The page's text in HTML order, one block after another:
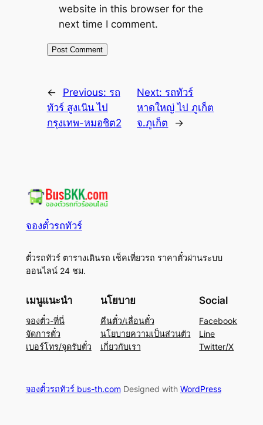
website in this browser for the
next time I comment.
← Previous: รถ
ทัวร์ สูงเนิน ไป
กรุงเทพ-หมอชิต2
Next: รถทัวร์
หาดใหญ่ ไป ภูเก็ต
จ.ภูเก็ต
→
จองตั๋วรถทัวร์
ตั๋วรถทัวร์ ตารางเดินรถ เช็คเที่ยวรถ ราคาตั๋วผ่านระบบ
ออนไลน์ 24 ชม.
เมนูแนะนำ
จองตั๋ว-ที่นี่
จัดการตั๋ว
เบอร์โทร/จุดรับตั๋ว
นโยบาย
คืนตั๋ว/เลื่อนตั๋ว
นโยบายความเป็นส่วนตัว
เกี่ยวกับเรา
Social
Facebook
Line
Twitter/X
จองตั๋วรถทัวร์ bus-th.comDesigned with WordPress